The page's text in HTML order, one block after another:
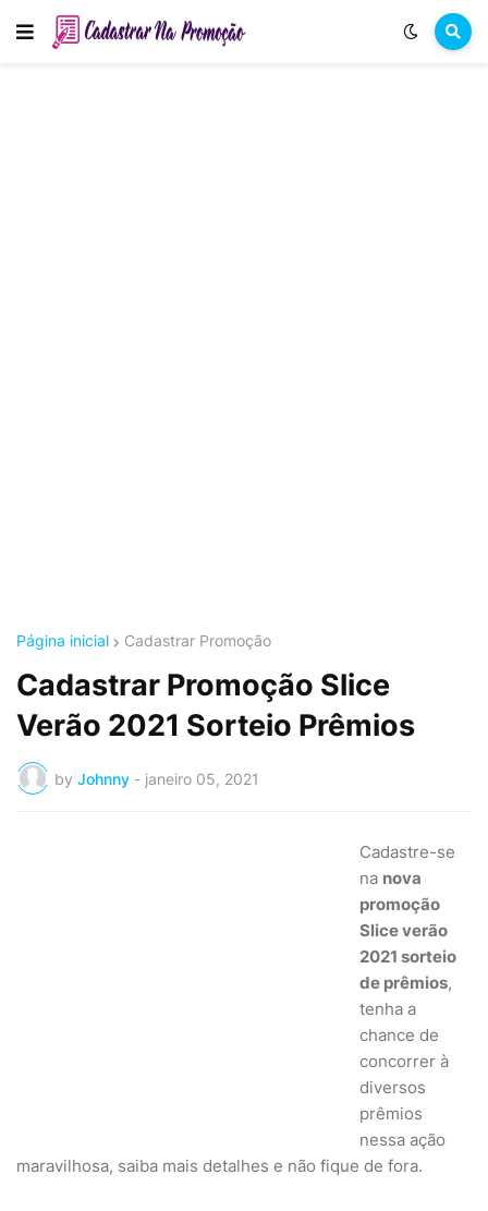
Página inicial Cadastrar Promoção
Cadastrar Promoção Slice
Verão 2021 Sorteio Prêmios
by Johnny - janeiro 05, 2021
Cadastre-se
na nova
promoção
Slice verão
2021 sorteio
de prêmios,
tenha a
chance de
concorrer à
diversos
prêmios
nessa ação
maravilhosa, saiba mais detalhes e não fique de fora.